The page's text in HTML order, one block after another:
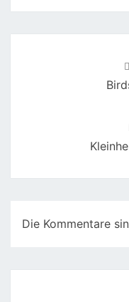
Die Kommentare